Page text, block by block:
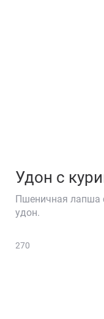
Удон с
Пшеничная лапша
удон.
270